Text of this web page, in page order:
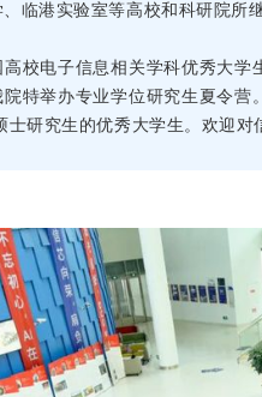
临港实验室等高校和科研院所
高校电子信息相关学科优秀大
院特举办专业学位研究生夏令
士研究生的优秀大学生。欢迎对